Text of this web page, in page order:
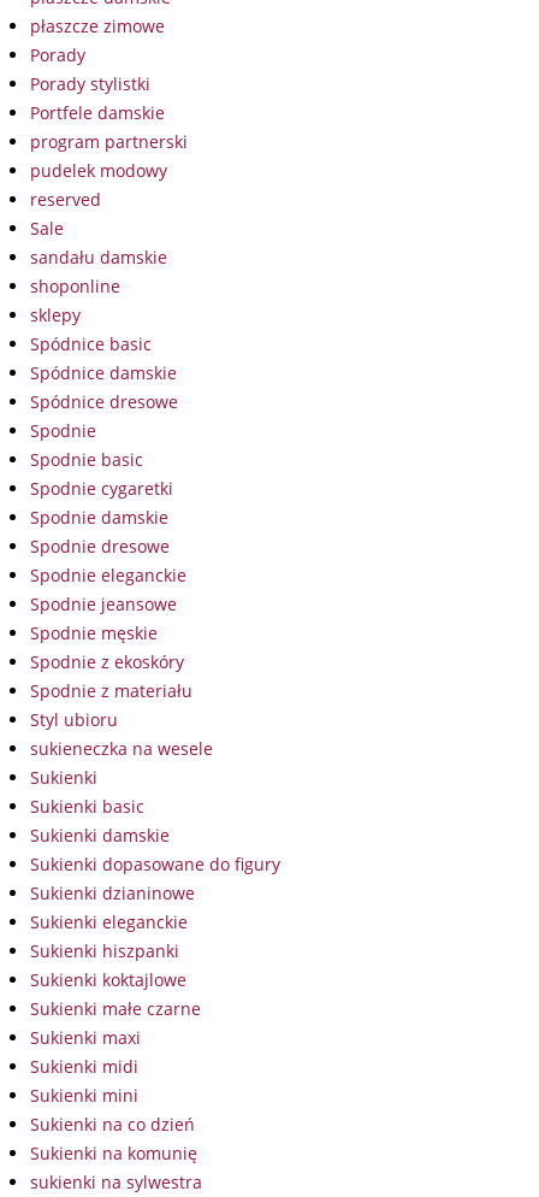
płaszcze zimowe
Porady
Porady stylistki
Portfele damskie
program partnerski
pudelek modowy
reserved
Sale
sandału damskie
shoponline
sklepy
Spódnice basic
Spódnice damskie
Spódnice dresowe
Spodnie
Spodnie basic
Spodnie cygaretki
Spodnie damskie
Spodnie dresowe
Spodnie eleganckie
Spodnie jeansowe
Spodnie męskie
Spodnie z ekoskóry
Spodnie z materiału
Styl ubioru
sukieneczka na wesele
Sukienki
Sukienki basic
Sukienki damskie
Sukienki dopasowane do figury
Sukienki dzianinowe
Sukienki eleganckie
Sukienki hiszpanki
Sukienki koktajlowe
Sukienki małe czarne
Sukienki maxi
Sukienki midi
Sukienki mini
Sukienki na co dzień
Sukienki na komunię
sukienki na sylwestra